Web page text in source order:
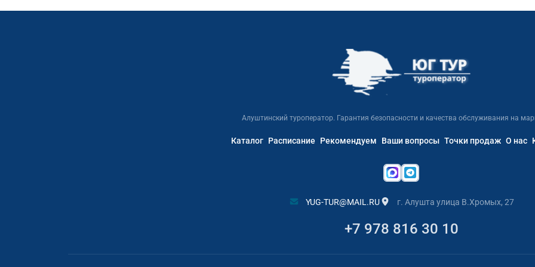
Алуштинский туроператор. Гарантия безопасности и качества обслуживания на
Каталог Расписание Рекомендуем Ваши вопросы Точки продаж О нас
YUG-TUR@MAIL.RU г. Алушта улица В.Хромых, 27
+7 978 816 30 10